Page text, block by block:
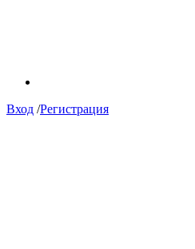
Вход /Регистрация